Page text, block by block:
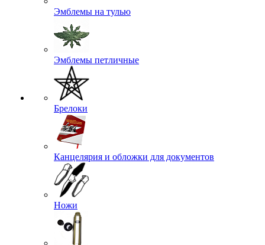
Эмблемы на тулью
Эмблемы петличные
Брелоки
Канцелярия и обложки для документов
Ножи